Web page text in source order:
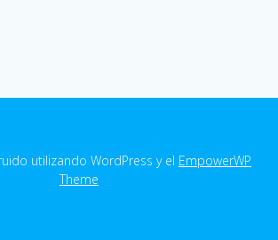
utilizando WordPress y el EmpowerWP
Theme